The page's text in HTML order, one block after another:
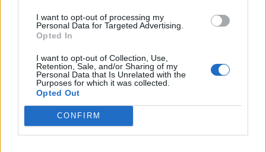
I want to opt-out of processing my
Personal Data for Targeted Advertising.
Opted In
I want to opt-out of Collection, Use,
Retention, Sale, and/or Sharing of my
Personal Data that Is Unrelated with the
Purposes for which it was collected.
Opted Out
CONFIRM
Θέσεις εργασίας
Όλες οι Θέσεις Εργασίας